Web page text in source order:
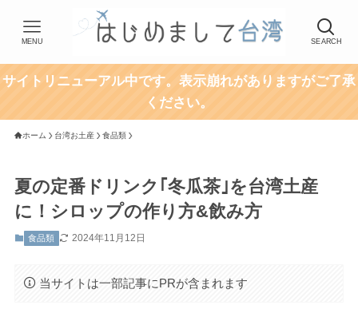
SEARCH
MENU
サイトリニューアル中です。表示崩れがありますがご了承
ください。
ホーム 台湾お土産 食品類
夏の定番ドリンク｢冬瓜茶｣を台湾土産
に！シロップの作り方&飲み方
食品類 2024年11月12日
当サイトは一部記事にPRが含まれます